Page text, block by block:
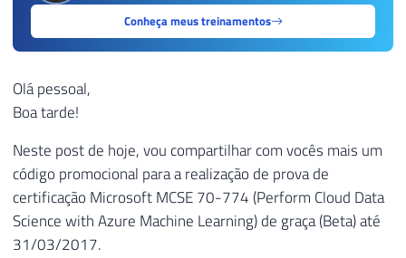
Conheça meus treinamentos
Olá pessoal,
Boa tarde!
Neste post de hoje, vou compartilhar com vocês mais um
código promocional para a realização de prova de
certificação Microsoft MCSE 70-774 (Perform Cloud Data
Science with Azure Machine Learning) de graça (Beta) até
31/03/2017.